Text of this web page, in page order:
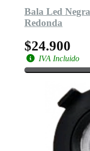
Bala Led
Redonda
$24.900
IVA Incluido